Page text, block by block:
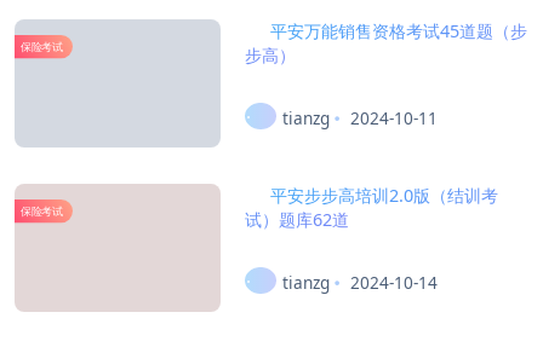
保险考试
平安万能销售资格考试45道题（步
步高）
tianzg 2024-10-11
保险考试
平安步步高培训2.0版（结训考
试）题库62道
tianzg 2024-10-14